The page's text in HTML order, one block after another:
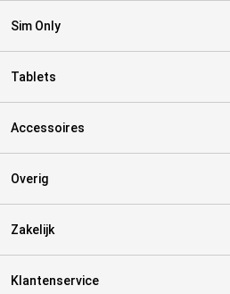
Sim Only
Tablets
Accessoires
Overig
Zakelijk
Klantenservice